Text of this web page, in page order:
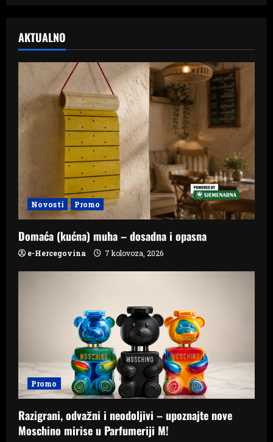
AKTUALNO
Novosti Promo
Domaća (kućna) muha – dosadna i opasna
e-Hercegovina 7 kolovoza, 2026
Promo
Razigrani, odvažni i neodoljivi – upoznajte nove
Moschino mirise u Parfumeriji M!